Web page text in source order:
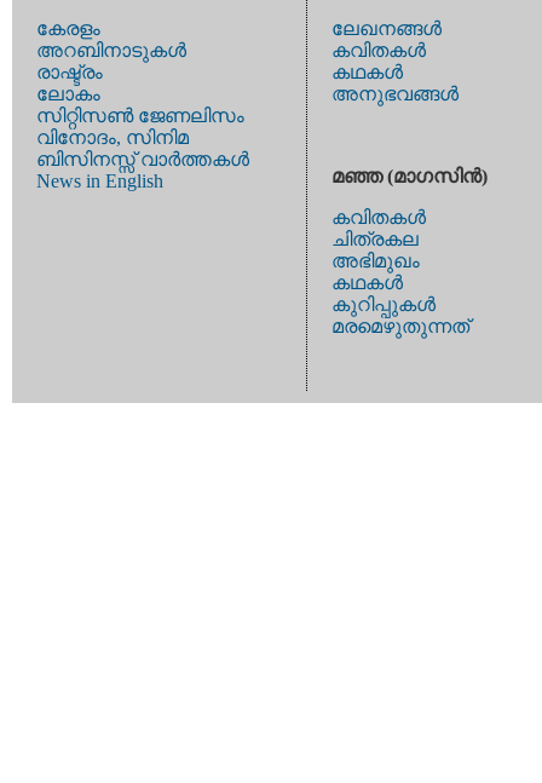
കേരളം
അറബിനാടുകള്‍
രാഷ്ട്രം
ലോകം
സിറ്റിസണ്‍ ജേണലിസം
വിനോദം, സിനിമ
ബിസിനസ്സ് വാര്‍ത്തകള്‍
News in English
ലേഖനങ്ങള്‍
കവിതകള്‍
കഥകള്‍
അനുഭവങ്ങള്‍
മഞ്ഞ (മാഗസിന്‍)
കവിതകള്‍
ചിത്രകല
അഭിമുഖം
കഥകള്‍
കുറിപ്പുകള്‍
മരമെഴുതുന്നത്